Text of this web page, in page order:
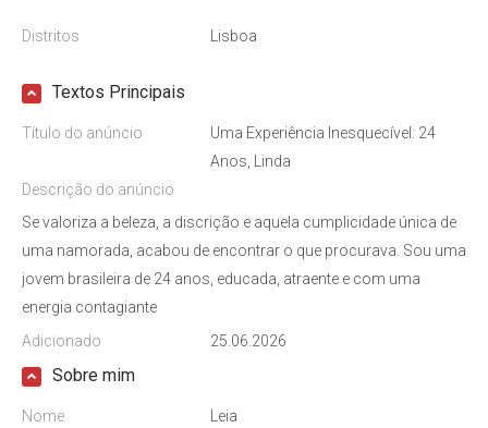
Distritos Lisboa
Textos Principais
Título do anúncio
Uma Experiência Inesquecível: 24
Anos, Linda
Descrição do anúncio
Se valoriza a beleza, a discrição e aquela cumplicidade única de
uma namorada, acabou de encontrar o que procurava. Sou uma
jovem brasileira de 24 anos, educada, atraente e com uma
energia contagiante
Adicionado
25.06.2026
Sobre mim
Nome
Leia